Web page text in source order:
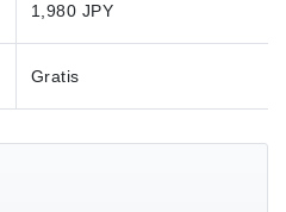
1,980 JPY
Gratis